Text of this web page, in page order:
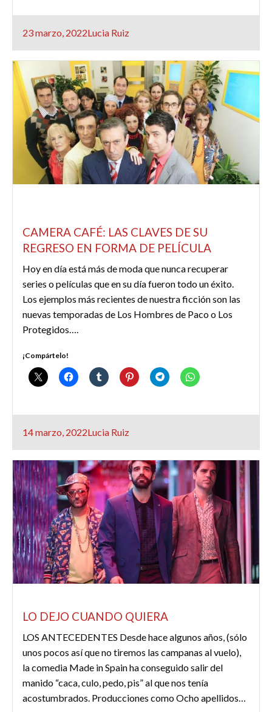
Publicado
23 marzo, 2022Lucia Ruiz
CAMERA CAFÉ: LAS CLAVES DE SU
REGRESO EN FORMA DE PELÍCULA
Hoy en día está más de moda que nunca recuperar
series o películas que en su día fueron todo un éxito.
Los ejemplos más recientes de nuestra ficción son las
nuevas temporadas de Los Hombres de Paco o Los
Protegidos….
¡Compártelo!
Publicado
14 marzo, 2022Lucia Ruiz
LO DEJO CUANDO QUIERA
LOS ANTECEDENTES Desde hace algunos años, (sólo
unos pocos así que no tiremos las campanas al vuelo),
la comedia Made in Spain ha conseguido salir del
manido “caca, culo, pedo, pis” al que nos tenía
acostumbrados. Producciones como Ocho apellidos…